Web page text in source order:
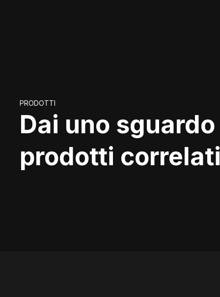
PRODOTTI
Dai uno
prodotti